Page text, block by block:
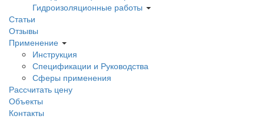
Гидроизоляционные работы
Статьи
Отзывы
Применение
Инструкция
Спецификации и Руководства
Сферы применения
Рассчитать цену
Объекты
Контакты